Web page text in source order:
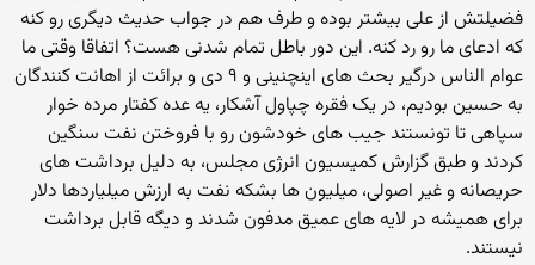
فضیلتش از علی بیشتر بوده و طرف هم در جواب حدیث دیگری رو کنه
که ادعای ما رو رد کنه. این دور باطل تمام شدنی هست؟ اتفاقا وقتی ما
عوام الناس درگیر بحث های اینچنینی و ۹ دی و برائت از اهانت کنندگان
به حسین بودیم، در یک فقره چپاول آشکار، یه عده کفتار مرده خوار
سپاهی تا تونستند جیب های خودشون رو با فروختن نفت سنگین
کردند و طبق گزارش کمیسیون انرژی مجلس، به دلیل برداشت های
حریصانه و غیر اصولی، میلیون ها بشکه نفت به ارزش میلیاردها دلار
برای همیشه در لایه های عمیق مدفون شدند و دیگه قابل برداشت
نیستند.